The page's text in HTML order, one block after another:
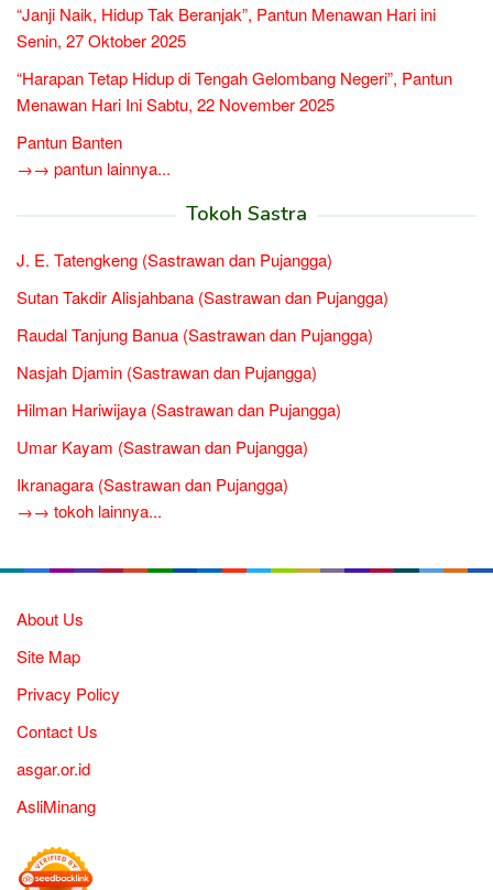
“Janji Naik, Hidup Tak Beranjak”, Pantun Menawan Hari ini
Senin, 27 Oktober 2025
“Harapan Tetap Hidup di Tengah Gelombang Negeri”, Pantun
Menawan Hari Ini Sabtu, 22 November 2025
Pantun Banten
→→ pantun lainnya...
Tokoh Sastra
J. E. Tatengkeng (Sastrawan dan Pujangga)
Sutan Takdir Alisjahbana (Sastrawan dan Pujangga)
Raudal Tanjung Banua (Sastrawan dan Pujangga)
Nasjah Djamin (Sastrawan dan Pujangga)
Hilman Hariwijaya (Sastrawan dan Pujangga)
Umar Kayam (Sastrawan dan Pujangga)
Ikranagara (Sastrawan dan Pujangga)
→→ tokoh lainnya...
About Us
Site Map
Privacy Policy
Contact Us
asgar.or.id
AsliMinang